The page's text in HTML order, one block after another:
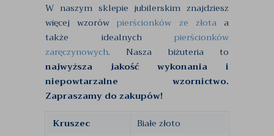
W naszym sklepie jubilerskim znajdziesz
więcej wzorówpierścionków ze złotaa
także idealnych pierścionków
zaręczynowych. Nasza biżuteria to
najwyższa jakość wykonania i
niepowtarzalne wzornictwo.
Zapraszamy do zakupów!
Kruszec
Białe złoto